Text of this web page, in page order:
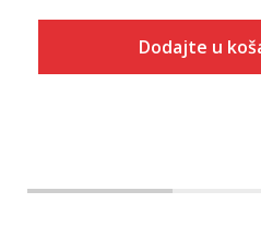
Dodajte u